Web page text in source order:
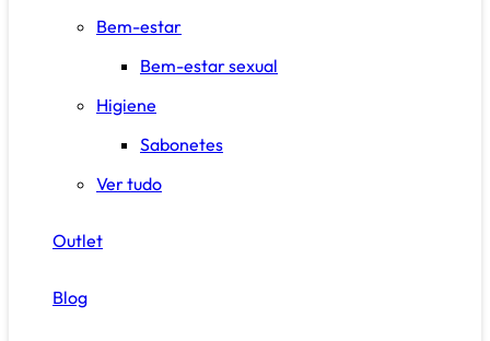
Bem-estar
Bem-estar sexual
Higiene
Sabonetes
Ver tudo
Outlet
Blog